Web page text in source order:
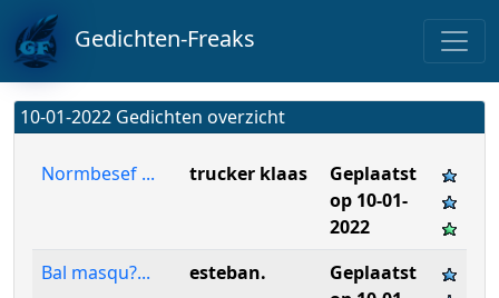
Gedichten-Freaks
10-01-2022 Gedichten overzicht
Normbesef ... trucker klaas
Geplaatst
op 10-01-
2022
Bal masqu?...
esteban.
Geplaatst